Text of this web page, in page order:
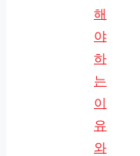
해
야
하
는
이
유
와